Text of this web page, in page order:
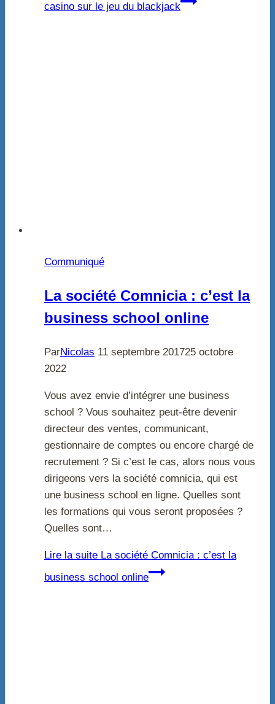
casino sur le jeu du blackjack
Communiqué
La société Comnicia : c’est la
business school online
ParNicolas 11 septembre 201725 octobre
2022
Vous avez envie d’intégrer une business
school ? Vous souhaitez peut-être devenir
directeur des ventes, communicant,
gestionnaire de comptes ou encore chargé de
recrutement ? Si c’est le cas, alors nous vous
dirigeons vers la société comnicia, qui est
une business school en ligne. Quelles sont
les formations qui vous seront proposées ?
Quelles sont…
Lire la suite La société Comnicia : c’est la
business school online